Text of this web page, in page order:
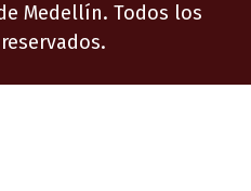
Medellín. Todos los